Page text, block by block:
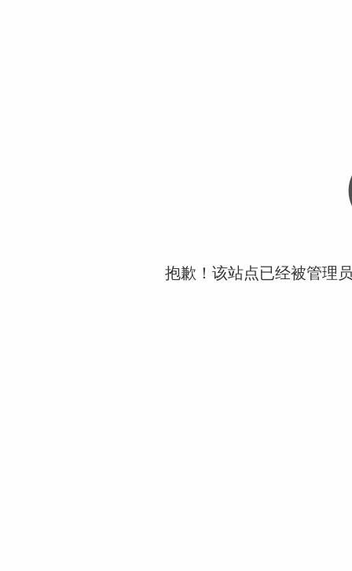
抱歉！该站点已经被管理